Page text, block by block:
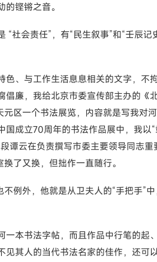
铿锵之音。
社会责任”，有“民生叙事”和“壬辰记
、与工作生活息息相关的文字，不
廉，我给北京市委宣传部主办的《
区一个书法展览，内容就是写我对
成立70周年的书法作品展中，我以
谭云在负责撰写市委主要领导同志重
了又换，但拙作一直随行。
例外，他就是从卫夫人的“手把手”
本书法字帖，而且作品中行笔的起
其人的当代书法名家的佳作，还可